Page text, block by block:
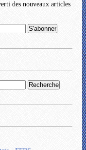
des nouveaux articles